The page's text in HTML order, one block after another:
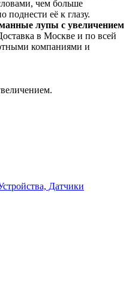
чем больше
её к глазу.
лупы с увеличением
в Москве и по всей
компаниями и
Датчики